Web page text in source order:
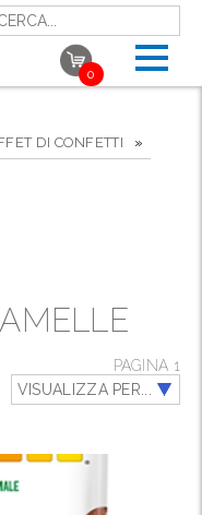
0
DI CONFETTI »
PAGINA 1
VISUALIZZA PER...